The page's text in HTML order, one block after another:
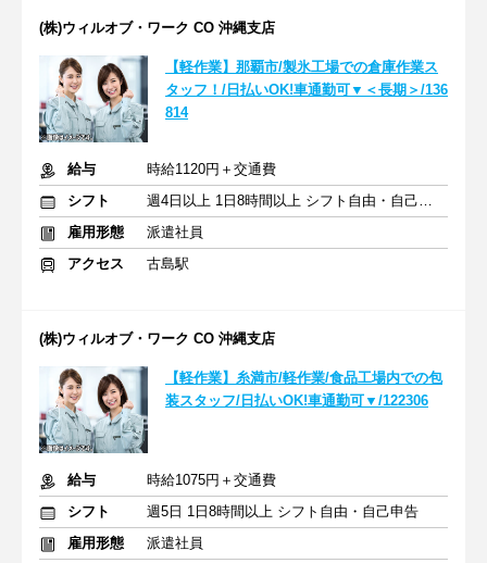
(株)ウィルオブ・ワーク CO 沖縄支店
【軽作業】那覇市/製氷工場での倉庫作業ス
タッフ！/日払いOK!車通勤可▼＜長期＞/136
814
給与
時給1120円＋交通費
シフト
週4日以上 1日8時間以上 シフト自由・自己申告
雇用形態
派遣社員
アクセス
古島駅
(株)ウィルオブ・ワーク CO 沖縄支店
【軽作業】糸満市/軽作業/食品工場内での包
装スタッフ/日払いOK!車通勤可▼/122306
給与
時給1075円＋交通費
シフト
週5日 1日8時間以上 シフト自由・自己申告
雇用形態
派遣社員